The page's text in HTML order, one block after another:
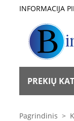
INFORMACIJA
PREKIŲ
Pagrindinis >